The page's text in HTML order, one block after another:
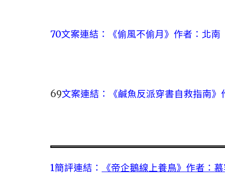
70文案連結： 《偷風不偷月》作者：北南
69文案連結： 《鹹魚反派穿書自救指南
1簡評連結：
《帝企鵝線上養鳥》作者：